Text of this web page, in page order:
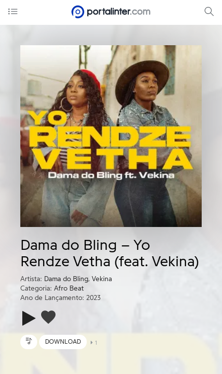
Dama do Bling – Yo
Rendze Vetha (feat. Vekina)
Artista: Dama do Bling, Vekina
Categoria: Afro Beat
Ano de Lançamento: 2023
DOWNLOAD 1